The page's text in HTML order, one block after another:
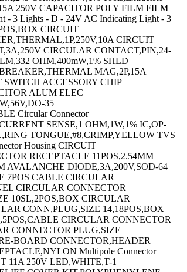
CONTACT,PIN,CRIMP CONTACT BLOCK,1NO/1NC,10A,SCREW/CLAMP CAPACITOR ALUM ELEC 100UF,450V,20%,SNAP-IN CARD EJECTOR HEAT SINK IC-AUDIO DIGITAL FILTER CONVERTISSEUR N/A AUDIO CIRCULAR CONN PLUG SIZE 25 128POS,CABLE TERMINAL BLOCK,DIN RAIL,4POS,22-12AWG TERMINAL,RING TONGUE,#10,CRIMP TERMINAL,RING TONGUE,3/8IN,CRIMP TERMINAL,RING TONGUE,#4,CRIMP,RED CONNECTOR,HOUSING,PLUG,16POS,CABLE Jumper TAPE,SPLICING,RUBBER,BLACK 25MMX9.1MM MULTICONDUCTOR DATA CABLE,6 CONDUCTORS CABLE,COAXIAL,UNJKTED,RG405/U,24AWG,50FT,TIN BRD #18 GIFHDLDPE DBSH PVC Hook-Up Wire Conductor Size AWG:18 Hook-Up Wire #18GIFHDLDPE SH FS FRPVC HOOK-UP WIRE,250FT,8AWG,CU,BLACK Single inlet blower,centrifugal,AC mot LED,RED,T-1 3/4 (5MM),18MCD,700NM LED,RED,T-1 3/4 (5MM),150MCD,625NM POWER RELAY DPST-NO/NC,24V,25A BRACKET POWER RELAY,4PST-NO,24VDC,25A BRACKET TERMINAL,RING TONGUE,3/8IN,CRIMP BLUE TERMINAL,RING TONGUE,#4,CRIMP,RED CIRCUIT BREAKER,THERMAL MAG,2P,15A CIRCUIT BREAKER,THERMAL MAG,3P,10A MOUNTING BRACKET CIRCUIT BREAKER,THERMAL MAG,1P,25A CIRCUIT BREAKER,THERMAL MAG,1P,60A CIRCUIT BREAKER,THERMAL MAG,2P,60A SWITCH ACTUATOR RELAY SOCKET 300 VAC 7AMP TYPE R Long Nose Keying Plug For Use With:AMP S MICRO SWITCH,HINGE LEVER,SPDT,5A 250V MICRO SWITCH,HINGE LEVER,SPDT 15A 250V SWITCH,PUSHBUTTON,SPST-NO,10A,400V SWITCH,PUSHBUTTON,SPST-NO,10A,400V POWER RELAY,3PDT,240VAC,15A,PLUG IN TERMINAL,RING TONGUE,#10,CRIMP TERMINA,PARALLEL SPLICE,CRIMP,BRASS,22-18AWG Replacement Keys (2) ROTARY CAM SWITCH Female #16 Stamped and formed crimp contact 18C2411 SHLD MULTICOND CABLE,6COND,22AWG,500FT,300V TERMINAL,RING TONGUE 1/4IN CRIMP YELLOW SWITCH,SLIDE,SPDT,20V,THROUGH HOLE 1624R CMR 4P24 RED 1000 SIB MEASURING,WIRE GAUGE,WIRE GAUGE,U.S. SHLD MULTICOND CABLE,2COND,16AWG,500FT,300V CABLE,SHLD MULTICOND,2COND,18AWG,500FT,300V CABLE,SHLD MULTICOND,4COND,18AWG,1000FT,300V CABLE,SHLD MULTICOND,4COND,18AWG,500FT,300V SHLD MULTICOND CABLE,6COND,18AWG,500FT,300V CABLE,SHLD MULTICOND,6COND,18AWG,500FT,300V Multiconductor Cable SHLD MULTICOND CABLE,2COND,20AWG,500FT,300V SHLD MULTICOND CABLE,4COND,22AWG,1000FT,300V CABLE,SHLD MULTICOND,4COND,22AWG,500FT,300V 8 #22 PVC FRPVC SHLD MULTIPR CABLE 3PR 1000FT 300V GRY Multiconductor Cable Shielded Multiconductor Cable Total Numb RF/COAXIAL SMA PLUG STR 50 OHM CRIMP/SLDR TOOLS,CRIMP MICRO SW,STRAIGHT LEVER,SPDT,20A 480V TERMINAL,RING TONGUE,#10,CRIMP,RED TE